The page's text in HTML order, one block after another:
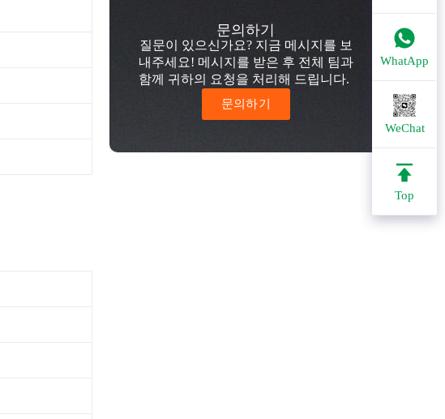
WhatApp
WeChat
Top
문의하기
질문이 있으신가요? 지금 메시지를 보
내주세요! 메시지를 받은 후 전체 팀과
함께 귀하의 요청을 처리해 드립니다.
문의하기